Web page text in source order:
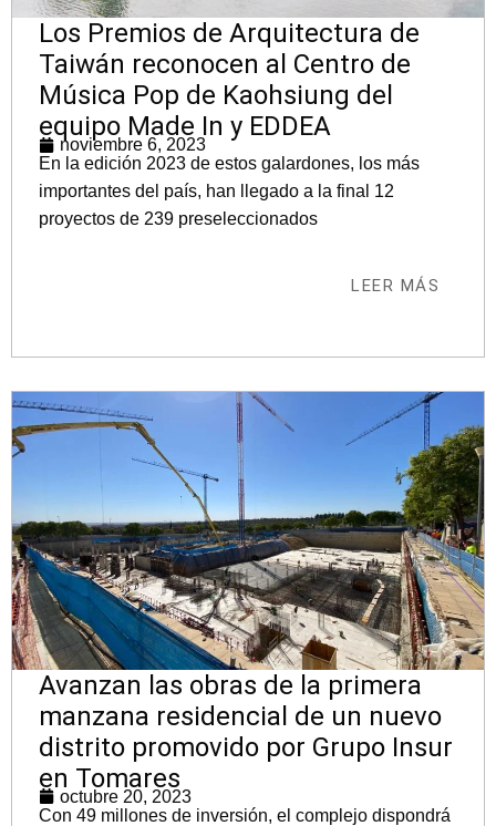
Los Premios de Arquitectura de
Taiwán reconocen al Centro de
Música Pop de Kaohsiung del
equipo Made In y EDDEA
noviembre 6, 2023
En la edición 2023 de estos galardones, los más
importantes del país, han llegado a la final 12
proyectos de 239 preseleccionados
LEER MÁS
Avanzan las obras de la primera
manzana residencial de un nuevo
distrito promovido por Grupo Insur
en Tomares
octubre 20, 2023
Con 49 millones de inversión, el complejo dispondrá